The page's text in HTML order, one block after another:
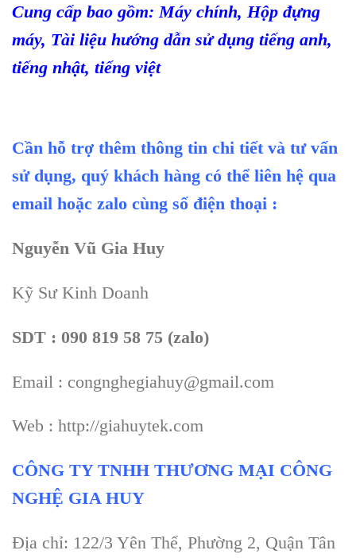
Cung cấp bao gồm: Máy chính, Hộp đựng
máy, Tài liệu hướng dẫn sử dụng tiếng anh,
tiếng nhật, tiếng việt
Cần hỗ trợ thêm thông tin chi tiết và tư vấn
sử dụng, quý khách hàng có thể liên hệ qua
email hoặc zalo cùng số điện thoại :
Nguyễn Vũ Gia Huy
Kỹ Sư Kinh Doanh
SDT : 090 819 58 75 (zalo)
Email : congnghegiahuy@gmail.com
Web : http://giahuytek.com
CÔNG TY TNHH THƯƠNG MẠI CÔNG
NGHỆ GIA HUY
Địa chỉ: 122/3 Yên Thế, Phường 2, Quận Tân